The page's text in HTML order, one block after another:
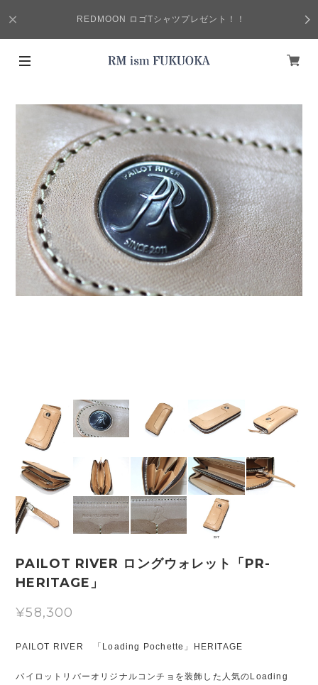
REDMOON ロゴTシャツプレゼント！！
PAILOT RIVER ロングウォレット「PR-
HERITAGE」
¥58,300
PAILOT RIVER 「Loading Pochette」HERITAGE
パイロットリバーオリジナルコンチョを装飾した人気のLoading